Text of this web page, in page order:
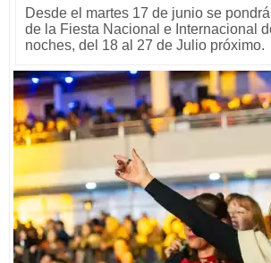
Desde el martes 17 de junio se
de la Fiesta Nacional e Internacional
noches, del 18 al 27 de Julio próximo.